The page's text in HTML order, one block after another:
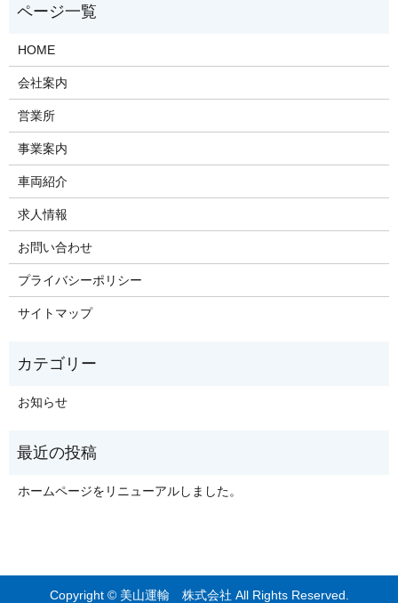
HOME
会社案内
営業所
事業案内
車両紹介
求人情報
お問い合わせ
プライバシーポリシー
サイトマップ
お知らせ
ホームページをリニューアルしました。
Copyright © 美山運輸 株式会社 All Rights Reserved.